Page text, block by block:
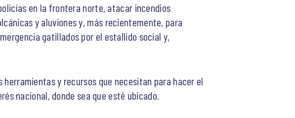
en la frontera norte, atacar incendios
y aluviones y, más recientemente, para
gatillados por el estallido social y,
y recursos que necesitan para hacer el
nacional, donde sea que esté ubicado.